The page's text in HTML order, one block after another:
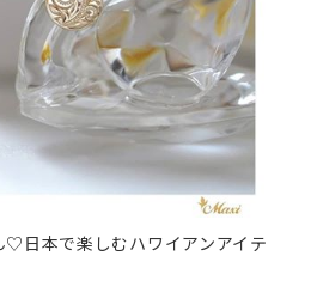
♡日本で楽しむハワイアンアイテ